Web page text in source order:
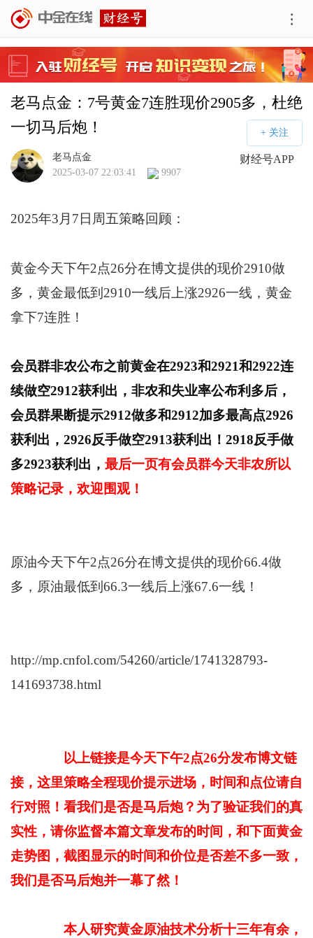
老马点金：7号黄金7连胜现价2905多，杜绝
一切马后炮！
财经号APP
老马点金
2025-03-07 22:03:41
9907
2025年3月7日周五策略回顾：
黄金今天下午2点26分在博文提供的现价2910做
多，黄金最低到2910一线后上涨2926一线，黄金
拿下7连胜！
会员群非农公布之前黄金在2923和2921和2922连
续做空2912获利出，非农和失业率公布利多后，
会员群果断提示2912做多和2912加多最高点2926
获利出，2926反手做空2913获利出！2918反手做
多2923获利出， 最后一页有会员群今天非农所以
策略记录，欢迎围观！
原油今天下午2点26分在博文提供的现价66.4做
多，原油最低到66.3一线后上涨67.6一线！
http://mp.cnfol.com/54260/article/1741328793-
141693738.html
以上链接是今天下午2点26分发布博文链
接， 这里策略全程现价提示进场，时间和点位请自
行对照！看我们是否是马后炮？为了验证我们的真
实性，请你监督本篇文章发布的时间，和下面黄金
走势图，截图显示的时间和价位是否差不多一致，
我们是否马后炮并一幕了然！
本人研究黄金原油技术分析十三年有余，